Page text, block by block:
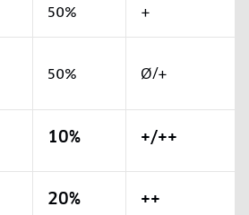
50% +
50% Ø/+
10% +/++
20% ++